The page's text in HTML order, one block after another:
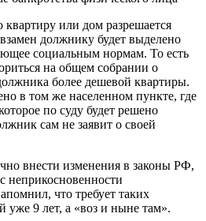
или дом разрешается
должнику будет выделено
социальным нормам. То есть
на общем собрании о
более дешевой квартиры.
в том же населенном пункте, где
по суду будет решено
сам не заявит о своей
внести изменения в законы РФ,
неприкосновенности
что требует таких
уже 9 лет, а «воз и ныне там».